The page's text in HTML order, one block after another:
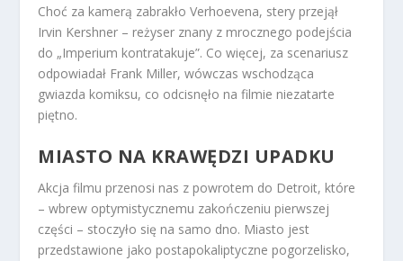
Choć za kamerą zabrakło Verhoevena, stery przejął
Irvin Kershner – reżyser znany z mrocznego podejścia
do „Imperium kontratakuje”. Co więcej, za scenariusz
odpowiadał Frank Miller, wówczas wschodząca
gwiazda komiksu, co odcisnęło na filmie niezatarte
piętno.
MIASTO NA KRAWĘDZI UPADKU
Akcja filmu przenosi nas z powrotem do Detroit, które
– wbrew optymistycznemu zakończeniu pierwszej
części – stoczyło się na samo dno. Miasto jest
przedstawione jako postapokaliptyczne pogorzelisko,